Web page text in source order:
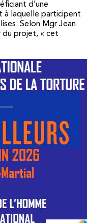
d’une
à laquelle participent
Selon Mgr Jean
du projet, « cet